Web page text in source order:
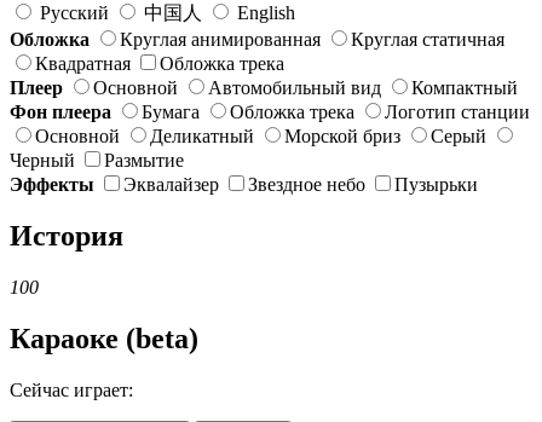
Русский
中国人
English
Обложка
Круглая анимированная
Круглая статичная
Квадратная
Обложка трека
Плеер
Основной Автомобильный вид
Компактный
Фон плеера
Бумага Обложка трека
Логотип станции
Основной
Деликатный Морской бриз
Серый
Черный
Размытие
Эффекты
Эквалайзер Звездное небо Пузырьки
История
100
Караоке (beta)
Сейчас играет: